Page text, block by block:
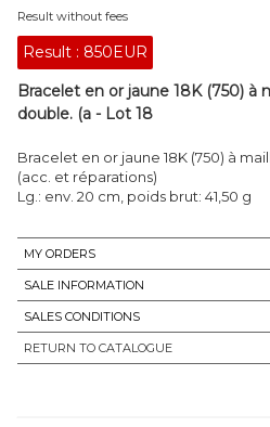
Result without fees
Result : 850EUR
Bracelet en or jaune 18K (750)
double. (a - Lot 18
Bracelet en or jaune 18K (750) à
(acc. et réparations)
Lg.: env. 20 cm, poids brut: 41,50 g
MY ORDERS
SALE INFORMATION
SALES CONDITIONS
RETURN TO CATALOGUE